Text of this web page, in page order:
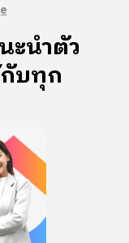
ะนำตัว
บทุก